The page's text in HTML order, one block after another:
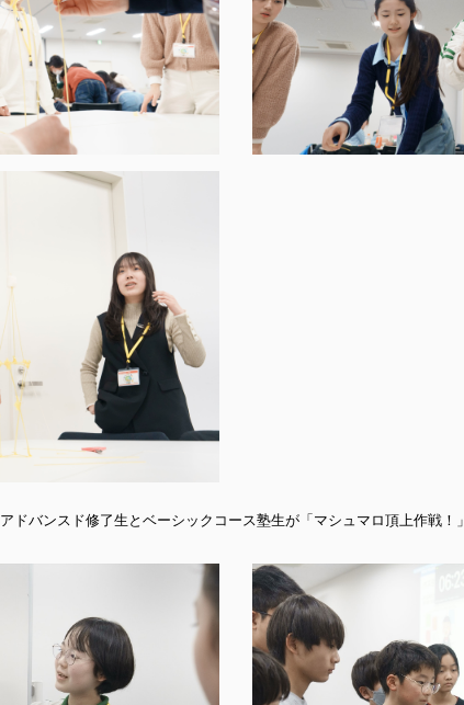
アドバンスド修了生とベーシックコース塾生が「マシュマロ頂上作戦！」